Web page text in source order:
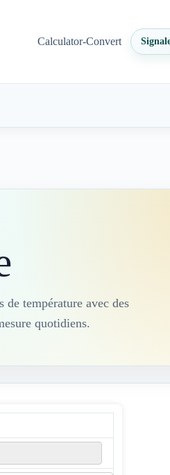
Calculator-Convert
température avec des
quotidiens.